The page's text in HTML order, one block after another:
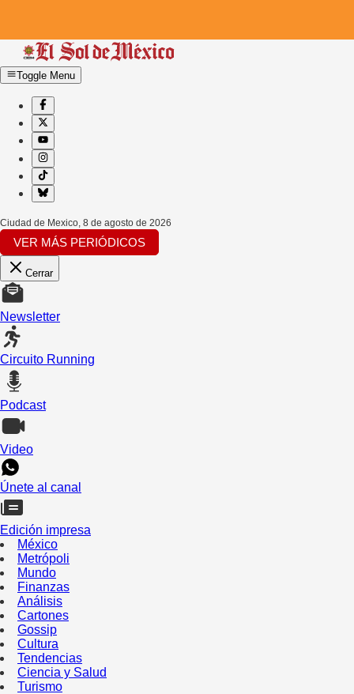
Toggle Menu
Ciudad de Mexico, 8 de agosto de 2026
VER MÁS PERIÓDICOS
Cerrar
Newsletter
Circuito Running
Podcast
Video
Únete al canal
Edición impresa
México
Metrópoli
Mundo
Finanzas
Análisis
Cartones
Gossip
Cultura
Tendencias
Ciencia y Salud
Turismo